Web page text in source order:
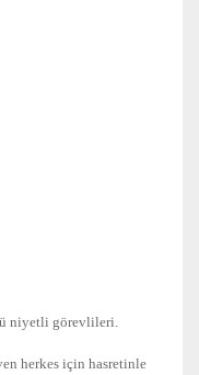
niyetli görevlileri.
herkes için hasretinle